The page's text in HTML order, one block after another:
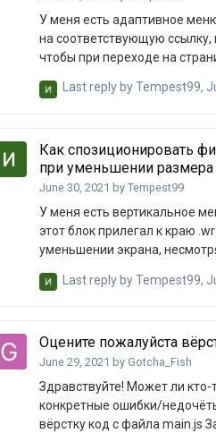
У меня есть адаптивное
на соответствующую ссылку,
чтобы при переходе на
https://jsfiddle.net/dut2v5ws/
Last reply byTempest99,
Как спозиционировать
при уменьшении размера
June 30, 2021 by Tempest99
У меня есть вертикальное
этот блок прилегал к краю
уменьшении экрана,
код https://jsfiddle.net/
Last reply byTempest99,
Оцените пожалуйста
June 29, 2021 by Gotcha_Fish
Здравствуйте! Может ли кто-
конкретные ошибки/недочёты.